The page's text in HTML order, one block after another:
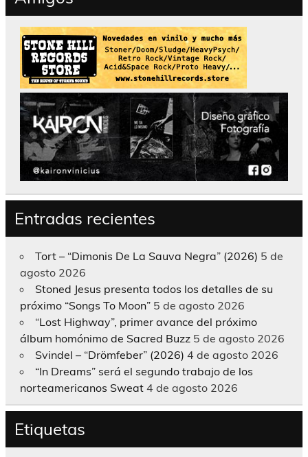
Entradas recientes
Tort – “Dimonis De La Sauva Negra” (2026) 5 de
agosto 2026
Stoned Jesus presenta todos los detalles de su
próximo “Songs To Moon” 5 de agosto 2026
“Lost Highway”, primer avance del próximo
álbum homónimo de Sacred Buzz 5 de agosto 2026
Svindel – “Drömfeber” (2026) 4 de agosto 2026
“In Dreams” será el segundo trabajo de los
norteamericanos Sweat 4 de agosto 2026
Etiquetas